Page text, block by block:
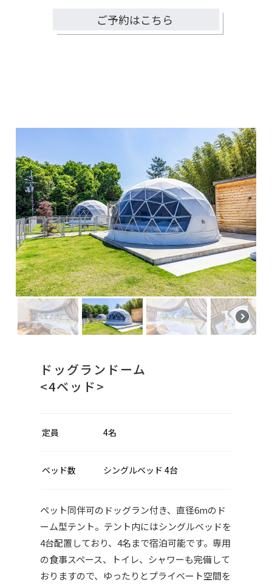
ご予約はこちら
ドッグランドーム
<4ベッド>
定員 4名
ベッド数 シングルベッド 4台
ペット同伴可のドッグラン付き、直径6mのド
ーム型テント。テント内にはシングルベッドを
4台配置しており、4名まで宿泊可能です。専用
の食事スペース、トイレ、シャワーも完備して
おりますので、ゆったりとプライベート空間を